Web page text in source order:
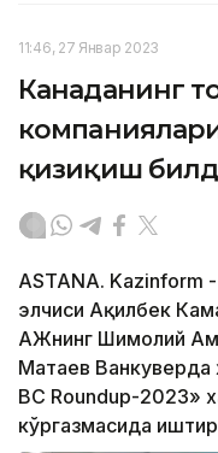
11:46, 27 Январ 2023
Канаданинг
қизиқиш
ASTANA. Kazinform -
элчиси Ақилбек
АЖнинг Шимолий
Матаев Ванкуверда
BC Roundup-2023»
кўргазмасида